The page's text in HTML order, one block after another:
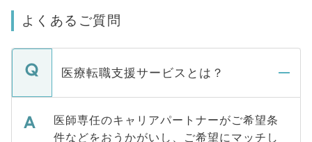
よくあるご質問
医療転職支援サービスとは？
医師専任のキャリアパートナーがご希望条
件などをおうかがいし、ご希望にマッチし